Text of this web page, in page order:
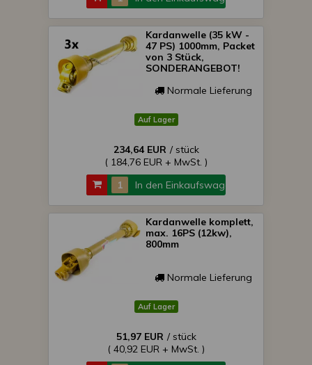
Kardanwelle (35 kW -
47 PS) 1000mm, Packet
von 3 Stück,
SONDERANGEBOT!
Normale Lieferung
Auf Lager
234,64 EUR / stück
( 184,76 EUR + MwSt. )
In den Einkaufswagen
Kardanwelle komplett,
max. 16PS (12kw),
800mm
Normale Lieferung
Auf Lager
51,97 EUR / stück
( 40,92 EUR + MwSt. )